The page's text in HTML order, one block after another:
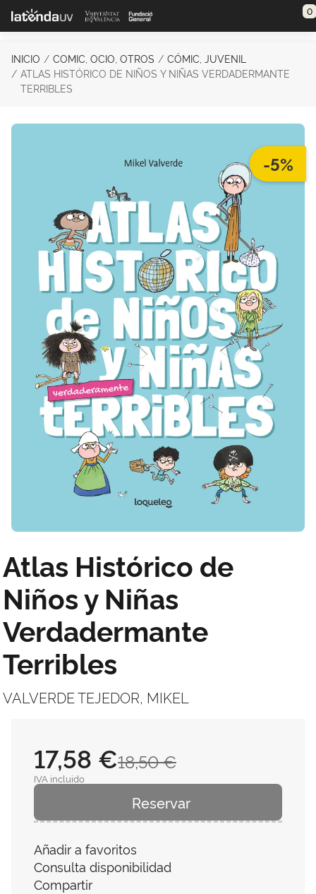
Saltar al contenido principal 0
INICIO COMIC, OCIO, OTROS
CÓMIC, JUVENIL
ATLAS HISTÓRICO DE NIÑOS Y NIÑAS VERDADERMANTE
TERRIBLES
-5%
Atlas Histórico de
Niños y Niñas
Verdadermante
Terribles
VALVERDE TEJEDOR, MIKEL
18,50 €
17,58 €
IVA incluido
Reservar
Añadir a favoritos
Consulta disponibilidad
Compartir